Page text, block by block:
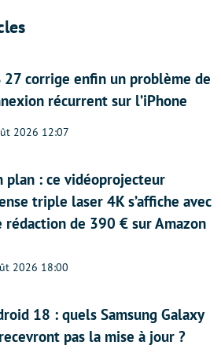
27 corrige enfin un problème de
récurrent sur l’iPhone
2026 12:07
plan : ce vidéoprojecteur
triple laser 4K s’affiche avec
rédaction de 390 € sur Amazon
2026 18:00
18 : quels Samsung Galaxy
pas la mise à jour ?